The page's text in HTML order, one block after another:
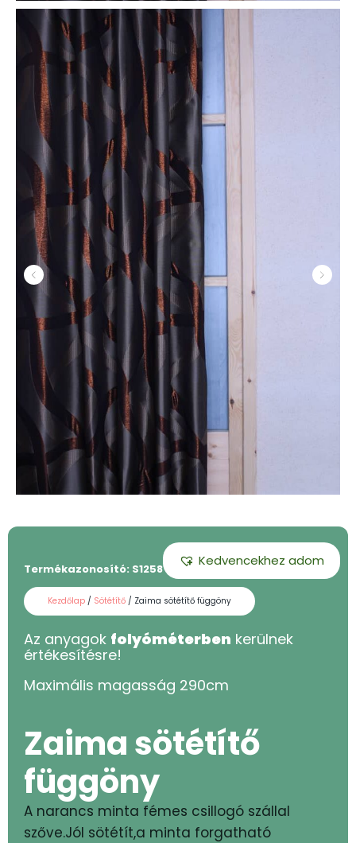
Kedvencekhez adom
Termékazonosító: S1258 - 280
Kezdőlap / Sötétítő / Zaima sötétítő függöny
Az anyagok folyóméterben kerülnek
értékesítésre!
Maximális magasság 290cm
Zaima sötétítő
függöny
A narancs minta fémes csillogó szállal
szőve.Jól sötétít,a minta forgatható